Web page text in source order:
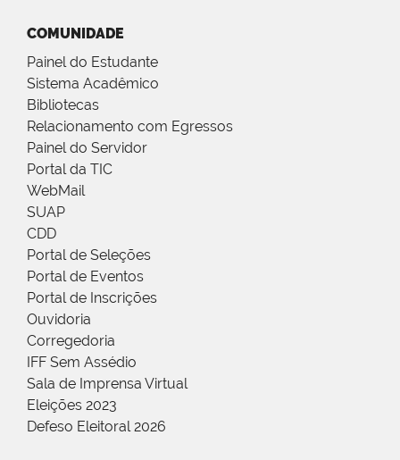
COMUNIDADE
Painel do Estudante
Sistema Acadêmico
Bibliotecas
Relacionamento com Egressos
Painel do Servidor
Portal da TIC
WebMail
SUAP
CDD
Portal de Seleções
Portal de Eventos
Portal de Inscrições
Ouvidoria
Corregedoria
IFF Sem Assédio
Sala de Imprensa Virtual
Eleições 2023
Defeso Eleitoral 2026